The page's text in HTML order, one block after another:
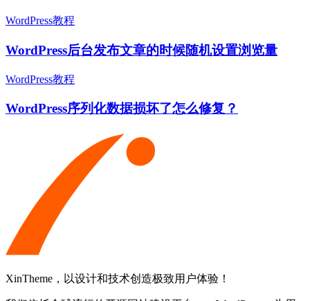
WordPress教程
WordPress后台发布文章的时候随机设置浏览量
WordPress教程
WordPress序列化数据损坏了怎么修复？
XinTheme，以设计和技术创造极致用户体验！